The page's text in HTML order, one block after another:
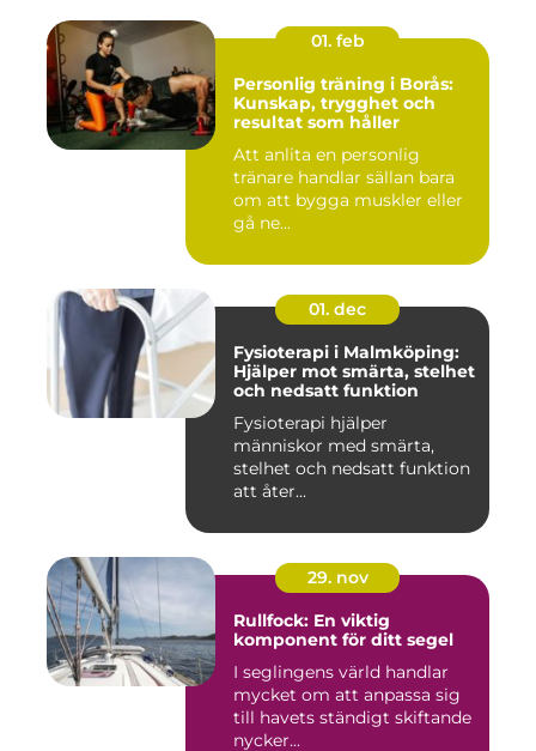
01. feb
Personlig träning i Borås:
Kunskap, trygghet och
resultat som håller
Att anlita en personlig
tränare handlar sällan bara
om att bygga muskler eller
gå ne...
01. dec
Fysioterapi i Malmköping:
Hjälper mot smärta, stelhet
och nedsatt funktion
Fysioterapi hjälper
människor med smärta,
stelhet och nedsatt funktion
att åter...
29. nov
Rullfock: En viktig
komponent för ditt segel
I seglingens värld handlar
mycket om att anpassa sig
till havets ständigt skiftande
nycker...